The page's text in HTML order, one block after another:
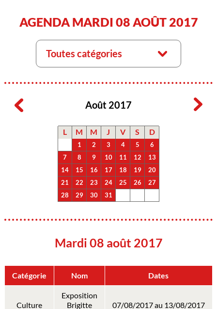
AGENDA MARDI 08 AOÛT 2017
Toutes catégories
Août 2017
L M M J V S D
1 2 3 4 5
6
7
8 9 10 11 12
13
14
15 16 17 18 19
20
21
22 23 24 25 26
27
28
29 30 31
Mardi 08 août 2017
Catégorie Nom Dates
Culture
Exposition
Brigitte
07/08/2017 au 13/08/2017